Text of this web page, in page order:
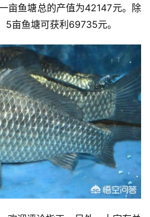
亩鱼塘总的产值为42147元。除
亩鱼塘可获利69735元。